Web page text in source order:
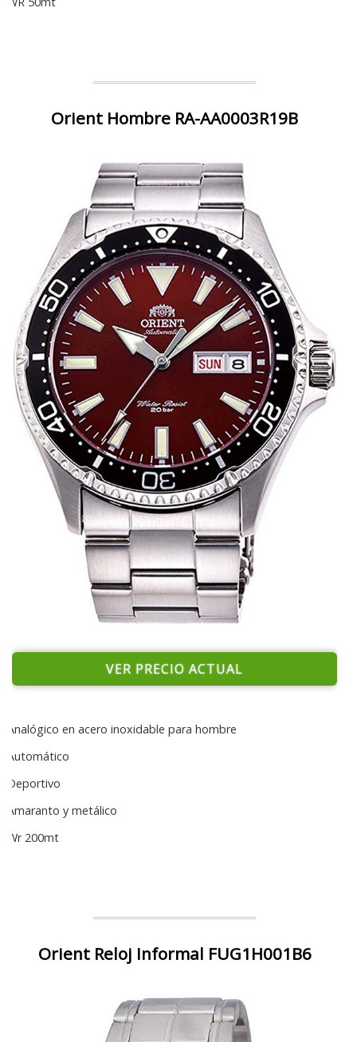
Orient Hombre RA-AA0003R19B
VER PRECIO ACTUAL
Analógico en acero inoxidable para hombre
Automático
Deportivo
Amaranto y metálico
Wr 200mt
Orient Reloj Informal FUG1H001B6